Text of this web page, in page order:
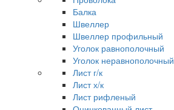
Балка
Швеллер
Швеллер профильный
Уголок равнополочный
Уголок неравнополочный
Лист г/к
Лист х/к
Лист рифленый